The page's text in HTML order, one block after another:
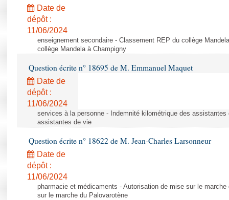
Date de
dépôt :
11/06/2024
enseignement secondaire - Classement REP du collège
collège Mandela à Champigny
Question écrite n° 18695 de M. Emmanuel Maquet
Date de
dépôt :
11/06/2024
services à la personne - Indemnité kilométrique des
assistantes de vie
Question écrite n° 18622 de M. Jean-Charles Larsonneur
Date de
dépôt :
11/06/2024
pharmacie et médicaments - Autorisation de mise sur le
sur le marche du Palovarotène